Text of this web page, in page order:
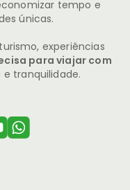
tempo e
únicas.
experiências
para viajar com
e tranquilidade.